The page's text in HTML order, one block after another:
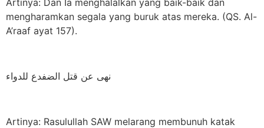
mengharamkan segala yang buruk atas mereka. (QS. Al-
A’raaf ayat 157).
نهى عن قتل الضفدع للدواء
Artinya: Rasulullah SAW melarang membunuh katak